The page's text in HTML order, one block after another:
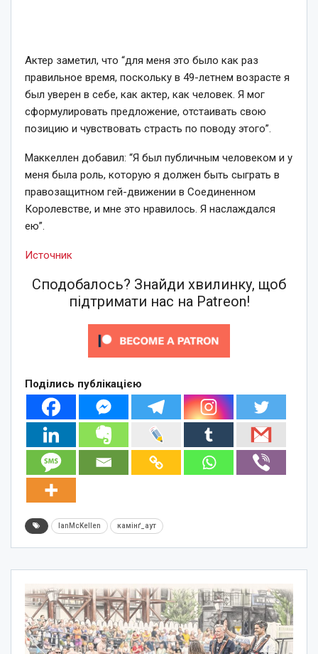
Актер заметил, что “для меня это было как раз
правильное время, поскольку в 49-летнем возрасте я
был уверен в себе, как актер, как человек. Я мог
сформулировать предложение, отстаивать свою
позицию и чувствовать страсть по поводу этого”.
Маккеллен добавил: “Я был публичным человеком и у
меня была роль, которую я должен быть сыграть в
правозащитном гей-движении в Соединенном
Королевстве, и мне это нравилось. Я наслаждался
ею”.
Источник
Сподобалось? Знайди хвилинку, щоб
підтримати нас на Patreon!
Поділись публікацією
IanMcKellen камінґ_аут